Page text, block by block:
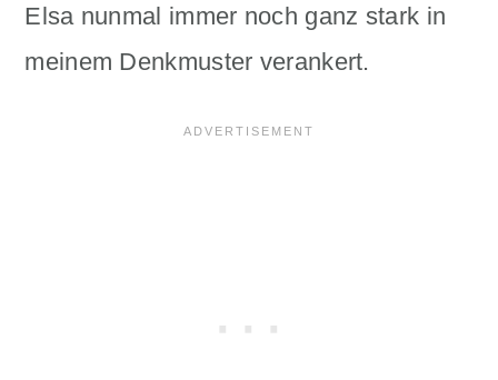
Elsa nunmal immer noch ganz stark in
meinem Denkmuster verankert.